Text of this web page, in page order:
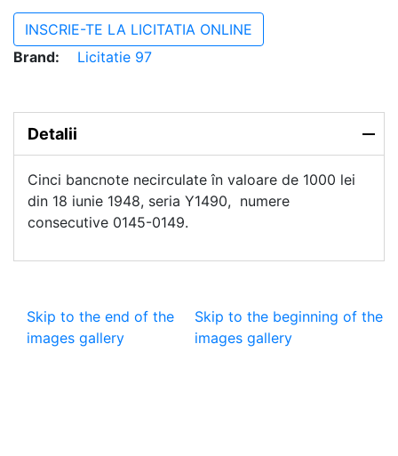
INSCRIE-TE LA LICITATIA ONLINE
Brand:
Licitatie 97
Detalii
Cinci bancnote necirculate în valoare de 1000 lei
din 18 iunie 1948, seria Y1490, numere
consecutive 0145-0149.
Skip to the end of the
images gallery
Skip to the beginning of the
images gallery